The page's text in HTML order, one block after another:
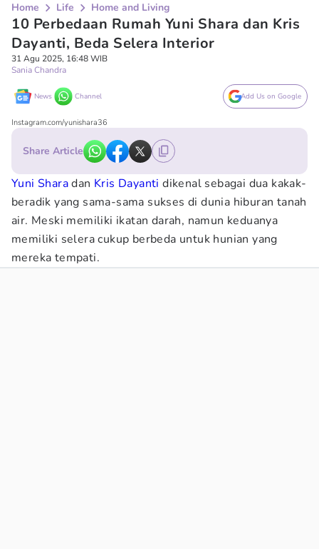
Home Life Home and Living
10 Perbedaan Rumah Yuni Shara dan Kris
Dayanti, Beda Selera Interior
31 Agu 2025, 16:48 WIB
Sania Chandra
News Channel Add Us on Google
Instagram.com/yunishara36
Share Article
Yuni Sharadan Kris Dayanti dikenal sebagai dua kakak-
beradik yang sama-sama sukses di dunia hiburan tanah
air. Meski memiliki ikatan darah, namun keduanya
memiliki selera cukup berbeda untuk hunian yang
mereka tempati.